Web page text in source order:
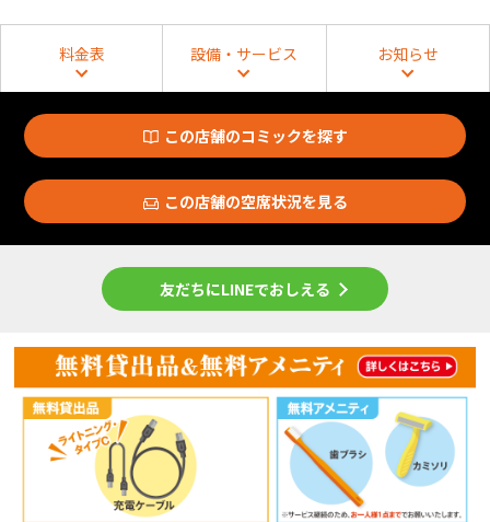
料金表 設備・サービス お知らせ
この店舗のコミックを探す
この店舗の空席状況を見る
友だちにLINEでおしえる